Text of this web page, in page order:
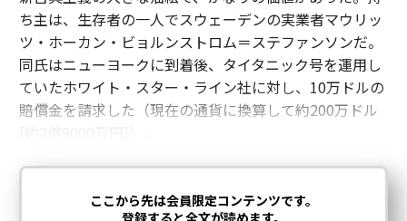
ち主は、生存者の一人でスウェーデンの実業者マウリッ
ツ・ホーカン・ビョルンストロム＝ステファンソンだ。
同氏はニューヨークに到着後、タイタニック号を運用し
ていたホワイト・スター・ライン社に対し、10万ドルの
賠償金を請求した（現在の通貨に換算して約200万ドル